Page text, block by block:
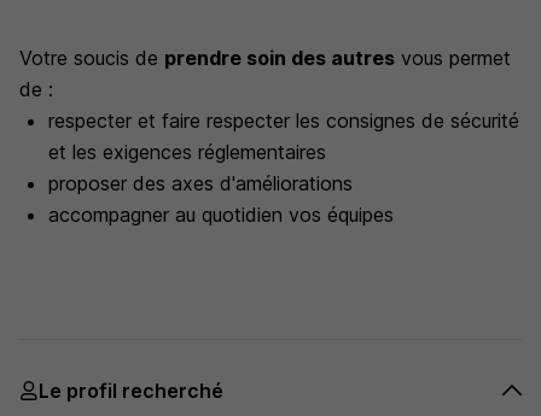
Votre soucis de prendre soin des autres vous permet
de :
respecter et faire respecter les consignes de sécurité
et les exigences réglementaires
proposer des axes d'améliorations
accompagner au quotidien vos équipes
Le profil recherché